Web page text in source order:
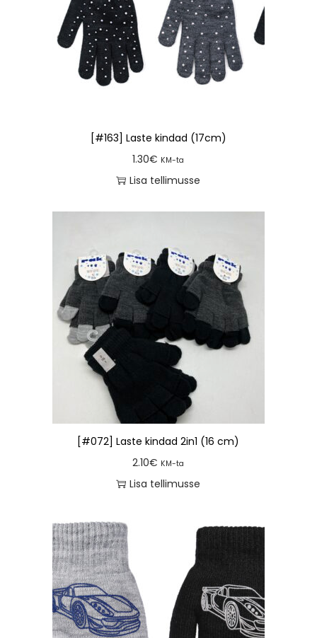
[#163] Laste kindad (17cm)
1.30€ KM-ta
Lisa tellimusse
[#072] Laste kindad 2in1 (16 cm)
2.10€ KM-ta
Lisa tellimusse